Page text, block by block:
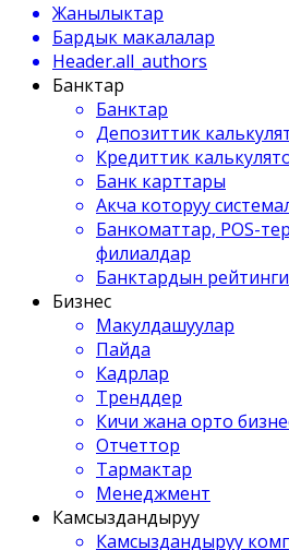
Жанылыктар
Бардык макалалар
Header.all_authors
Банктар
Банктар
Депозиттик
Кредиттик
Банк карттары
Акча которуу
Банкоматтар, POS-
филиалдар
Банктардын рейтинги
Бизнес
Макулдашуулар
Пайда
Кадрлар
Тренддер
Кичи жана орто
Отчеттор
Тармактар
Менеджмент
Камсыздандыруу
Камсыздандыруу